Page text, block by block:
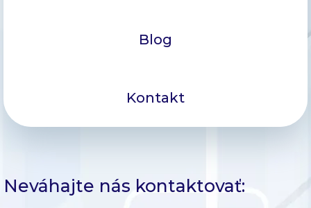
Blog
Kontakt
Neváhajte nás kontaktovať: